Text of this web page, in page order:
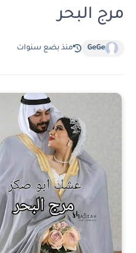
مرج البحر
GeGe منذ بضع سنوات